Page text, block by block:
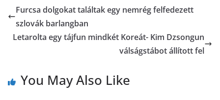
b
o
t
e
r
l
z
a
Furcsa dolgokat találtak egy nemrég felfedezett
szlovák barlangban
Letarolta egy tájfun mindkét Koreát- Kim Dzsongun
válságstábot állított fel
You May Also Like